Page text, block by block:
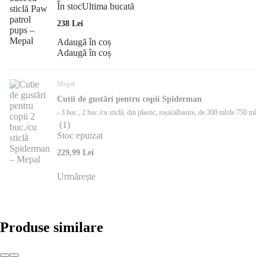
În stocUltima bucată
238 Lei
Adaugă în coș
Adaugă în coș
Mepal
Cutii de gustări pentru copii Spiderman
- 3 buc., 2 buc./cu sticlă, din plastic, roșii/albastre, de 300 ml/de 750 ml
(1)
Stoc epuizat
229,99 Lei
Urmărește
Produse similare